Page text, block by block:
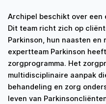
Archipel beschikt over een
Dit team richt zich op
Parkinson, hun naasten en
expertteam Parkinson
zorgprogramma. Het
multidisciplinaire aanpak
behandeling en zorg
leven van